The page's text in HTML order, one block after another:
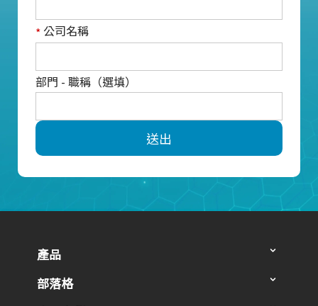
* 公司名稱
部門 - 職稱（選填）
送出
產品
部落格